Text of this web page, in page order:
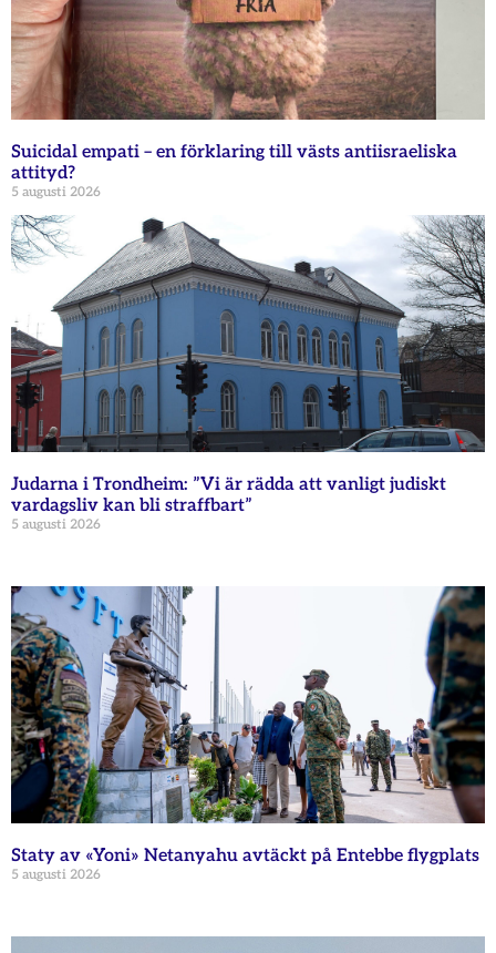
Suicidal empati – en förklaring till västs antiisraeliska
attityd?
5 augusti 2026
Judarna i Trondheim: ”Vi är rädda att vanligt judiskt
vardagsliv kan bli straffbart”
5 augusti 2026
Staty av «Yoni» Netanyahu avtäckt på Entebbe flygplats
5 augusti 2026